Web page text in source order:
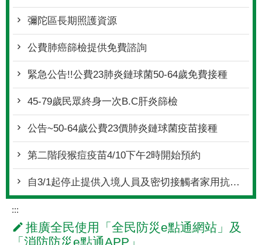
彌陀區長期照護資源
公費肺癌篩檢提供免費諮詢
緊急公告!!公費23肺炎鏈球菌50-64歲免費接種
45-79歲民眾終身一次B.C肝炎篩檢
公告~50-64歲公費23價肺炎鏈球菌疫苗接種
第二階段猴痘疫苗4/10下午2時開始預約
自3/1起停止提供入境人員及密切接觸者家用抗原快篩試劑
:::
推廣全民使用「全民防災e點通網站」及
「消防防災e點通APP」